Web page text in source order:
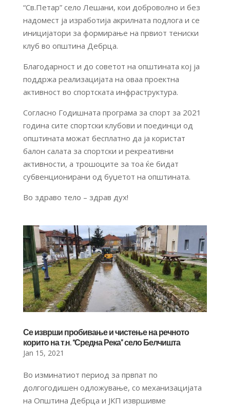
“Св.Петар” село Лешани, кои доброволно и без
надомест ја изработија акрилната подлога и се
иницијатори за формирање на првиот тениски
клуб во општина Дебрца.
Благодарност и до советот на општината кој ја
поддржа реализацијата на оваа проектна
активност во спортската инфраструктура.
Согласно Годишната програма за спорт за 2021
година сите спортски клубови и поединци од
општината можат бесплатно да ја користат
балон салата за спортски и рекреативни
активности, а трошоците за тоа ќе бидат
субвенционирани од буџетот на општината.
Во здраво тело – здрав дух!
Се изврши пробивање и чистење на речното
корито на т.н. “Средна Река” село Белчишта
Jan 15, 2021
Во изминатиот период за првпат по
долгогодишен одложување, со механизацијата
на Општина Дебрца и ЈКП извршивме